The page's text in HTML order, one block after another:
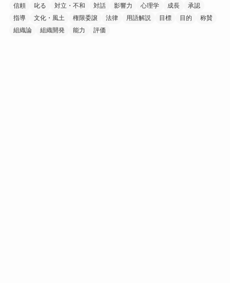
信頼
叱る 対立・不和 対話 影響力 心理学 成長
承認
指導
文化・風土 権限委譲 法律 用語解説 目標 目的
称賛
組織論
組織開発 能力 評価